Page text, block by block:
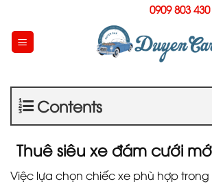
content
0909 803 430
Contents
Thuê siêu xe đám cưới
Việc lựa chọn chiếc xe phù hợp